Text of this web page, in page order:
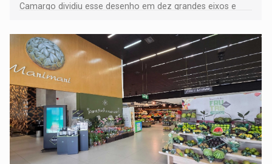
Camargo dividiu esse desenho em dez grandes eixos e